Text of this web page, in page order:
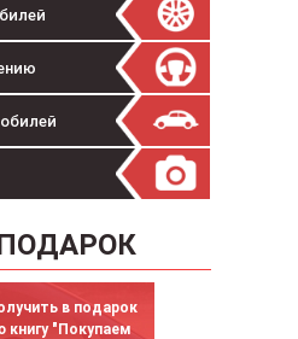
в подарок
книгу "Покупаем